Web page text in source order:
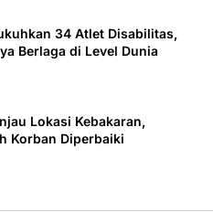
34 Atlet Disabilitas,
Berlaga di Level Dunia
Lokasi Kebakaran,
Korban Diperbaiki